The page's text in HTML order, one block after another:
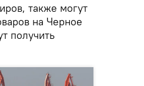
также могут
на Черное
получить